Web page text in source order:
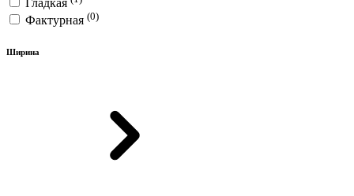
Фактурная (0)
Ширина